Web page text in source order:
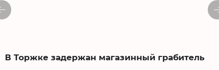
В Торжке задержан магазинный грабитель